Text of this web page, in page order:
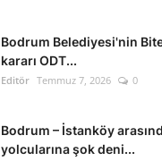
Bodrum Belediyesi'nin
kararı ODT...
Editör Temmuz 7, 2026 0
Bodrum – İstanköy
yolcularına şok deni...